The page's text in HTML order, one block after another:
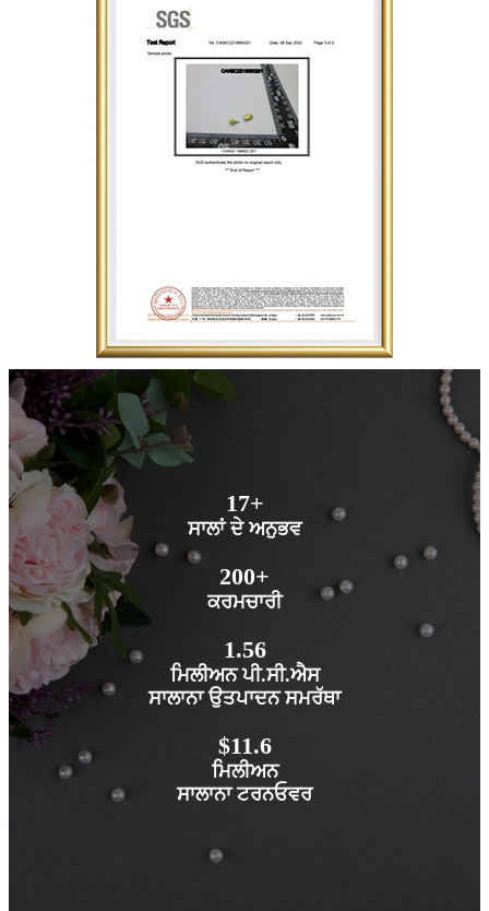
17+
ਸਾਲਾਂ ਦੇ ਅਨੁਭਵ
200+
ਕਰਮਚਾਰੀ
1.56
ਮਿਲੀਅਨ ਪੀ.ਸੀ.ਐਸ
ਸਾਲਾਨਾ ਉਤਪਾਦਨ ਸਮਰੱਥਾ
$11.6
ਮਿਲੀਅਨ
ਸਾਲਾਨਾ ਟਰਨਓਵਰ